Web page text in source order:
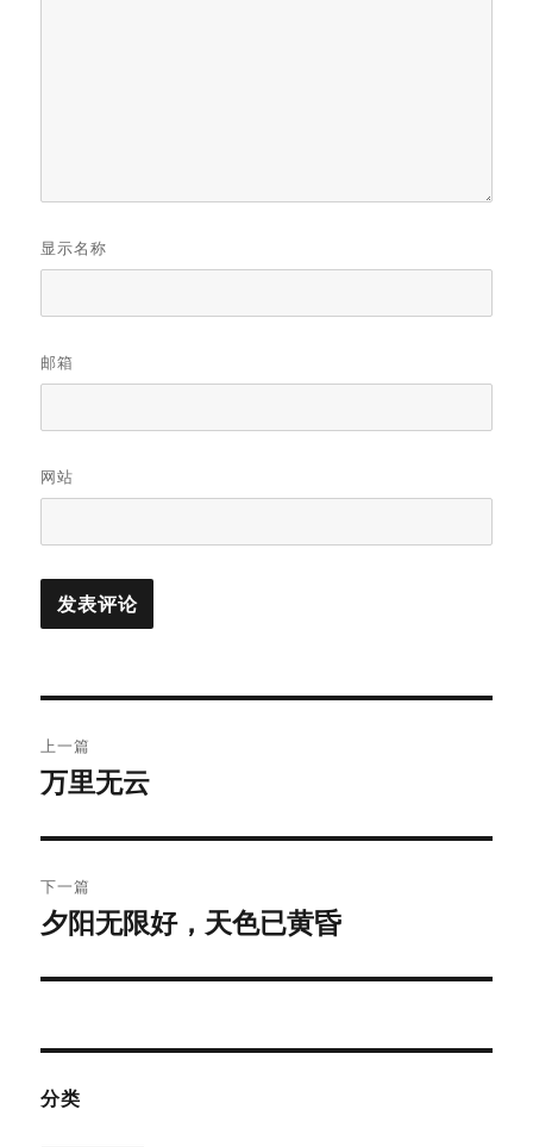
显示名称
邮箱
网站
章
航
上一篇
上
章：
万里无云
下一篇
下
夕阳无限好，天色已黄昏
分类